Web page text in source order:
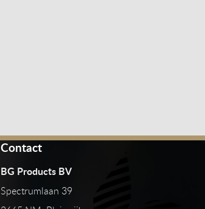
Contact
BG Products BV
Spectrumlaan 39